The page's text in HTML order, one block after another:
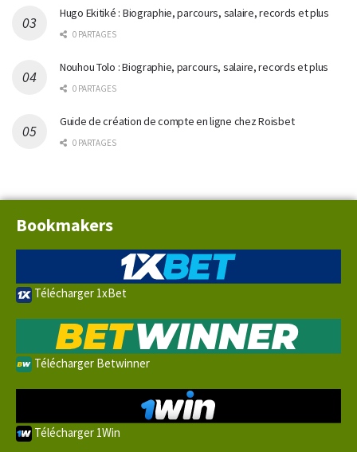
Hugo Ekitiké : Biographie, parcours, salaire, records et plus
0 PARTAGES
Nouhou Tolo : Biographie, parcours, salaire, records et plus
0 PARTAGES
Guide de création de compte en ligne chez Roisbet
0 PARTAGES
Bookmakers
Télécharger 1xBet
Télécharger Betwinner
Télécharger 1Win